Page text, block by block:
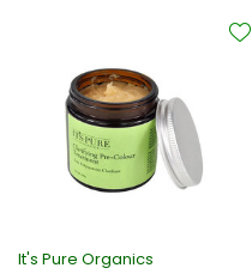
It's Pure Organics